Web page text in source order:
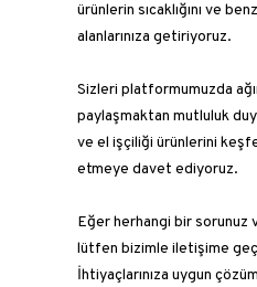
ürünlerin sıcaklığını ve
alanlarınıza getiriyoruz.
Sizleri platformumuzda
paylaşmaktan mutluluk
ve el işçiliği ürünlerini
etmeye davet ediyoruz.
Eğer herhangi bir sorunuz
lütfen bizimle iletişime
İhtiyaçlarınıza uygun